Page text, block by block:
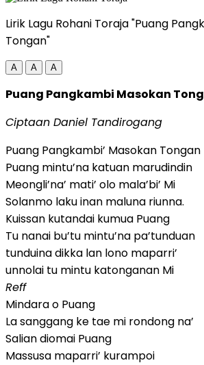
Lirik Lagu Rohani Toraja "Puang
Tongan"
A A A
Puang Pangkambi Masokan
Ciptaan Daniel Tandirogang
Puang Pangkambi’ Masokan Tongan
Puang mintu’na katuan marudindin
Meongli’na’ mati’ olo mala’bi’ Mi
Solanmo laku inan maluna riunna.
Kuissan kutandai kumua Puang
Tu nanai bu’tu mintu’na pa’tunduan
tunduina dikka lan lono maparri’
unnolai tu mintu katonganan Mi
Reff
Mindara o Puang
La sanggang ke tae mi rondong na’
Salian diomai Puang
Massusa maparri’ kurampoi